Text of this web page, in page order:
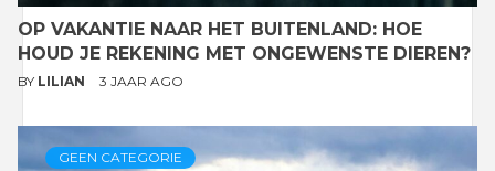
OP VAKANTIE NAAR HET BUITENLAND: HOE
HOUD JE REKENING MET ONGEWENSTE DIEREN?
BY LILIAN 3 JAAR AGO
GEEN CATEGORIE